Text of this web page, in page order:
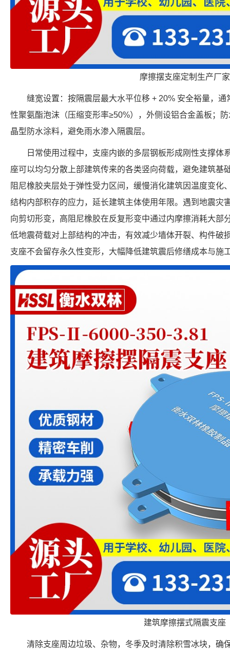
摩擦摆支座定制生产厂家
缝宽设置：按隔震层最大水平位移 + 20% 安全裕量，
性聚氨酯泡沫（压缩变形率≥50%），外侧设铝合金盖板；
晶型防水涂料，避免雨水渗入隔震层。
日常使用过程中，支座内嵌的多层钢板形成刚性支撑体
座可以均匀分散上部建筑传来的各类竖向荷载，避免建筑基
阻尼橡胶夹层处于弹性受力区间，缓慢消化建筑因温度变化
结构内部积存的应力，延长建筑主体使用年限。遇到地震灾
向剪切形变，高阻尼橡胶在反复形变中通过内摩擦消耗大部
低地震荷载对上部结构的冲击，有效减少墙体开裂、构件破
支座不会留存永久性变形，大幅降低建筑震后修缮成本与施
建筑摩擦摆式隔震支座
清除支座周边垃圾、杂物，冬季及时清除积雪冰块，确